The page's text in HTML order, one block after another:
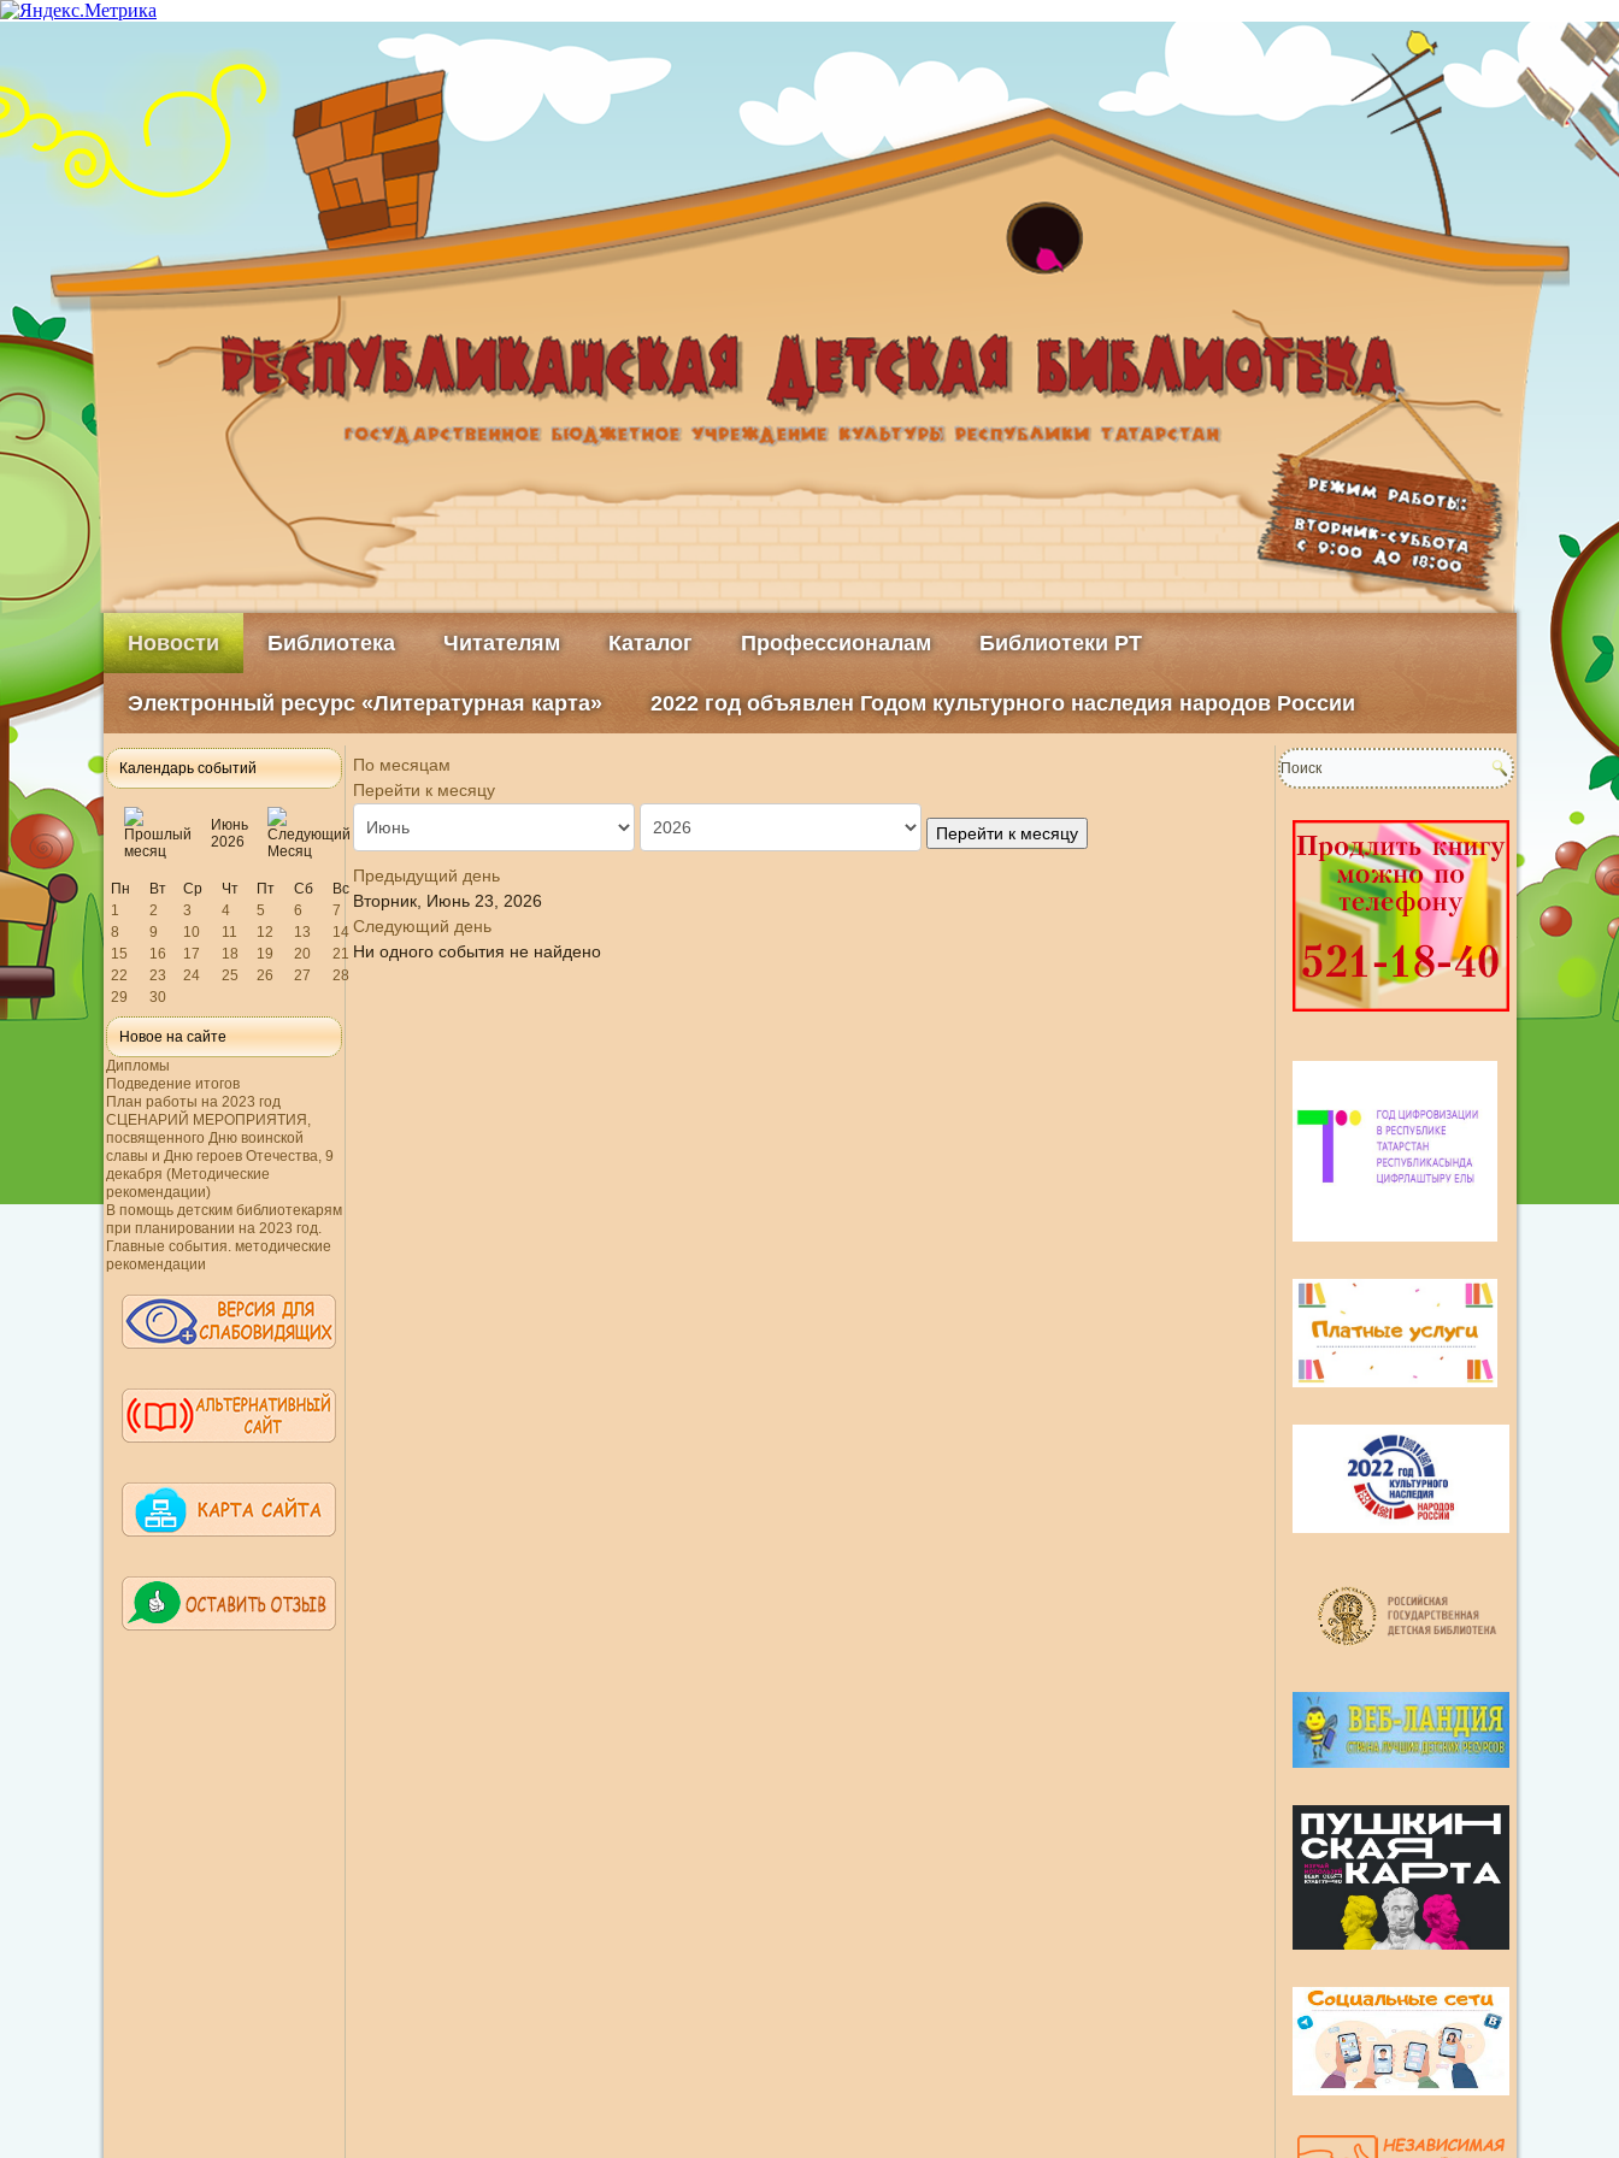
Новости Библиотека Читателям Каталог Профессионалам Библиотеки РТ
Электронный ресурс «Литературная карта» 2022 год объявлен Годом культурного наследия народов России
Календарь событий
Июнь
2026
Пн Вт Ср Чт Пт Сб
Вс
1
2 3 4 5 6
7
8
9 10 11 12 13
14
15
16 17 18 19 20
21
22
23 24 25 26 27
28
29
30
Новое на сайте
Дипломы
Подведение итогов
План работы на 2023 год
СЦЕНАРИЙ МЕРОПРИЯТИЯ,
посвященного Дню воинской
славы и Дню героев Отечества, 9
декабря (Методические
рекомендации)
В помощь детским библиотекарям
при планировании на 2023 год.
Главные события. методические
рекомендации
По месяцам
Перейти к месяцу
Перейти к месяцу
Предыдущий день
Вторник, Июнь 23, 2026
Следующий день
Ни одного события не найдено